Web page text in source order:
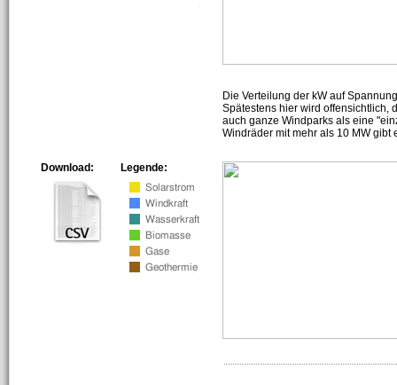
Die Verteilung der kW auf
Spätestens hier wird offensichtlich,
auch ganze Windparks als eine
Windräder mit mehr als 10 MW gibt
Legende:
Download: